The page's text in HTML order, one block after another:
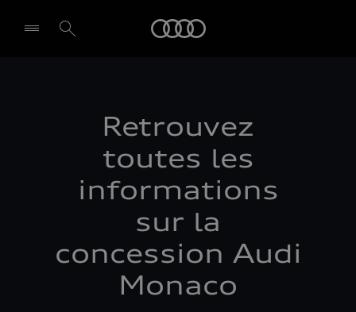
Retrouvez
toutes les
informations
sur la
concession Audi
Monaco